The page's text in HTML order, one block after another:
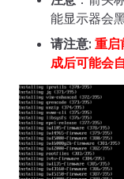
能显示器会
请注意: 重启
成后可能会